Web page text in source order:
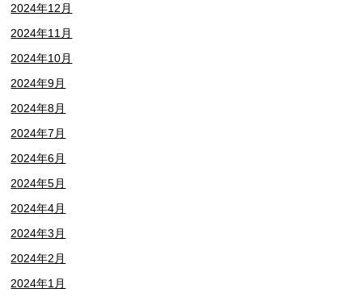
2024年12月
2024年11月
2024年10月
2024年9月
2024年8月
2024年7月
2024年6月
2024年5月
2024年4月
2024年3月
2024年2月
2024年1月